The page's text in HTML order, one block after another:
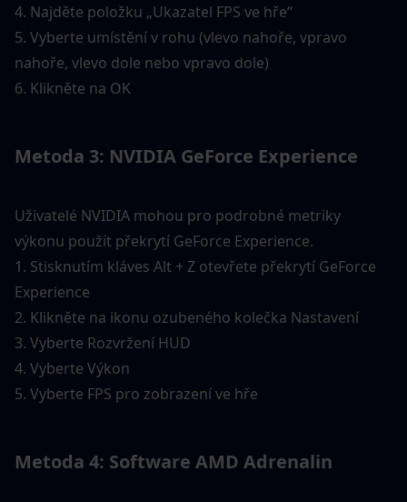
4. Najděte položku „Ukazatel FPS ve hře“
5. Vyberte umístění v rohu (vlevo nahoře, vpravo
nahoře, vlevo dole nebo vpravo dole)
6. Klikněte na OK
Metoda 3: NVIDIA GeForce Experience
Uživatelé NVIDIA mohou pro podrobné metriky
výkonu použít překrytí GeForce Experience.
1. Stisknutím kláves Alt + Z otevřete překrytí GeForce
Experience
2. Klikněte na ikonu ozubeného kolečka Nastavení
3. Vyberte Rozvržení HUD
4. Vyberte Výkon
5. Vyberte FPS pro zobrazení ve hře
Metoda 4: Software AMD Adrenalin